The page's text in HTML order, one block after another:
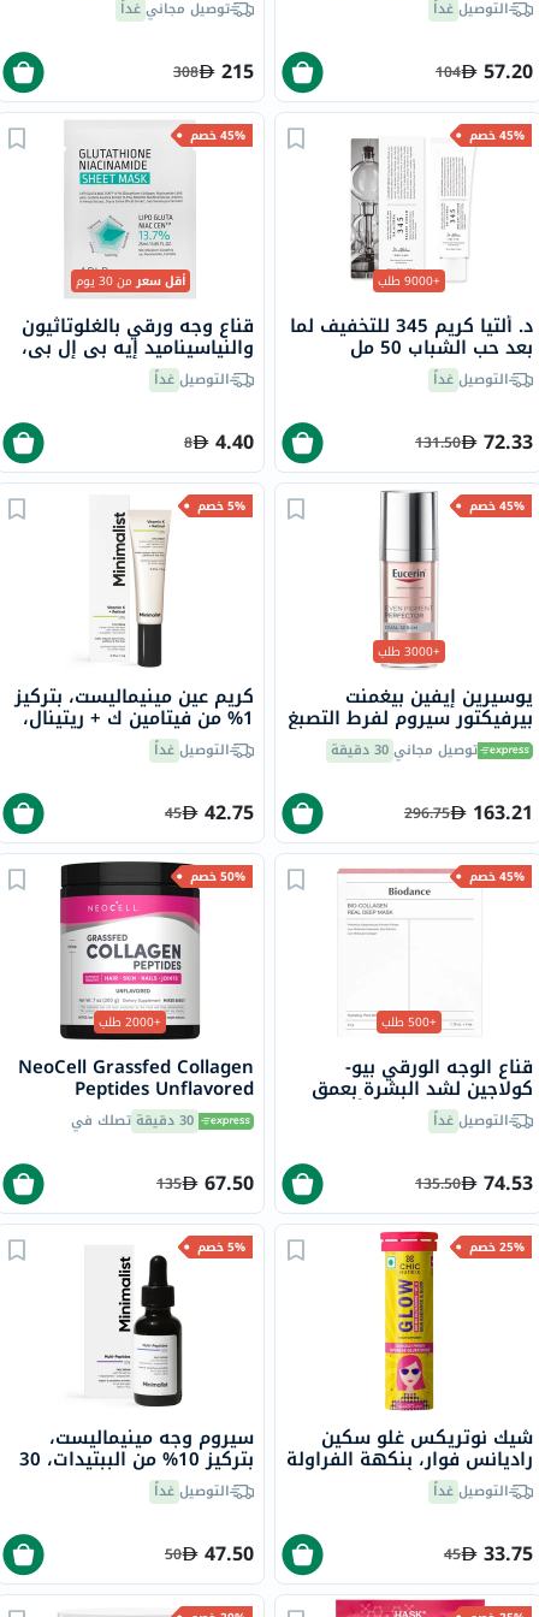
التوصيلغداً
57.20
104
شطف 50 مل
توصيل مجانيغداً
215
308
45% خصم
+9000 طلب
د. ألتيا كريم 345 للتخفيف لما
بعد حب الشباب 50 مل
التوصيلغداً
72.33
131.50
45% خصم
أقل سعرمن 30 يوم
قناع وجه ورقي بالغلوتاثيون
والنياسيناميد إيه بي إل بي،
25 مل، 4 قطعالتوصيلغداً
4.40
8
45% خصم
+3000 طلب
يوسيرين إيفين بيغمنت
بيرفيكتور سيروم لفرط التصبغ
المزدوج 30 ملتوصيل مجاني30 دقيقة
163.21
296.75
5% خصم
كريم عين مينيماليست، بتركيز
1% من فيتامين ك + ريتينال،
14 جرامالتوصيلغداً
42.75
45
45% خصم
+500 طلب
قناع الوجه الورقي بيو-
كولاجين لشد البشرة بعمق
بيودانس، 34 جم - 4 أقنعة
التوصيلغداً
74.53
135.50
50% خصم
+2000 طلب
NeoCell Grassfed Collagen
Peptides Unflavored
Powder 200g
30 دقيقة تصلك في
67.50
135
25% خصم
شيك نوتريكس غلو سكين
راديانس فوار، بنكهة الفراولة
والليمون - 10 أقراص
التوصيلغداً
33.75
45
5% خصم
سيروم وجه مينيماليست،
بتركيز 10% من الببتيدات، 30
ملالتوصيلغداً
47.50
50